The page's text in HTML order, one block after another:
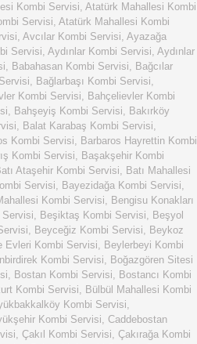
Kombi Servisi, Atatürk Mahallesi Kombi
Servisi, Atatürk Mahallesi Kombi
, Avcılar Kombi Servisi, Ayazağa
Servisi, Aydınlar Kombi Servisi, Aydınlar
, Babahasan Kombi Servisi, Bağcılar
, Bağlarbaşı Kombi Servisi,
Kombi Servisi, Bahçelievler Kombi
, Bahşeyiş Kombi Servisi, Bakırköy
, Balat Karabaş Kombi Servisi,
Kombi Servisi, Barbaros Hayrettin Kombi
Kombi Servisi, Başakşehir Kombi
Ataşehir Kombi Servisi, Batı Mahallesi
Servisi, Bayezidağa Kombi Servisi,
Kombi Servisi, Bengisu Konakları
Servisi, Beşiktaş Kombi Servisi, Beşyol
, Beyceğiz Kombi Servisi, Beykoz
Evleri Kombi Servisi, Beylerbeyi Kombi
Kombi Servisi, Boğazgören Sitesi
, Bostan Kombi Servisi, Bostancı Kombi
Kombi Servisi, Bülbül Mahallesi Kombi
Kombi Servisi,
Kombi Servisi, Caddebostan
, Çakıl Kombi Servisi, Çakırağa Kombi